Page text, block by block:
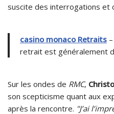
suscite des interrogations et
casino monaco Retraits
retrait est généralement
Sur les ondes de RMC,
son scepticisme quant aux
après la rencontre. "J’ai